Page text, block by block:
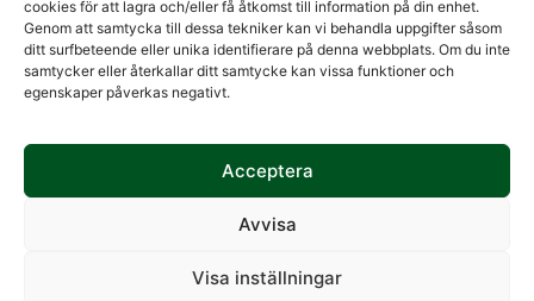
cookies för att lagra och/eller få åtkomst till information på din enhet.
Genom att samtycka till dessa tekniker kan vi behandla uppgifter såsom
ditt surfbeteende eller unika identifierare på denna webbplats. Om du inte
samtycker eller återkallar ditt samtycke kan vissa funktioner och
egenskaper påverkas negativt.
Acceptera
Avvisa
Visa inställningar
companies |
|Björnekulla Food AB
© All rights reserved by Herkkumaa Group.